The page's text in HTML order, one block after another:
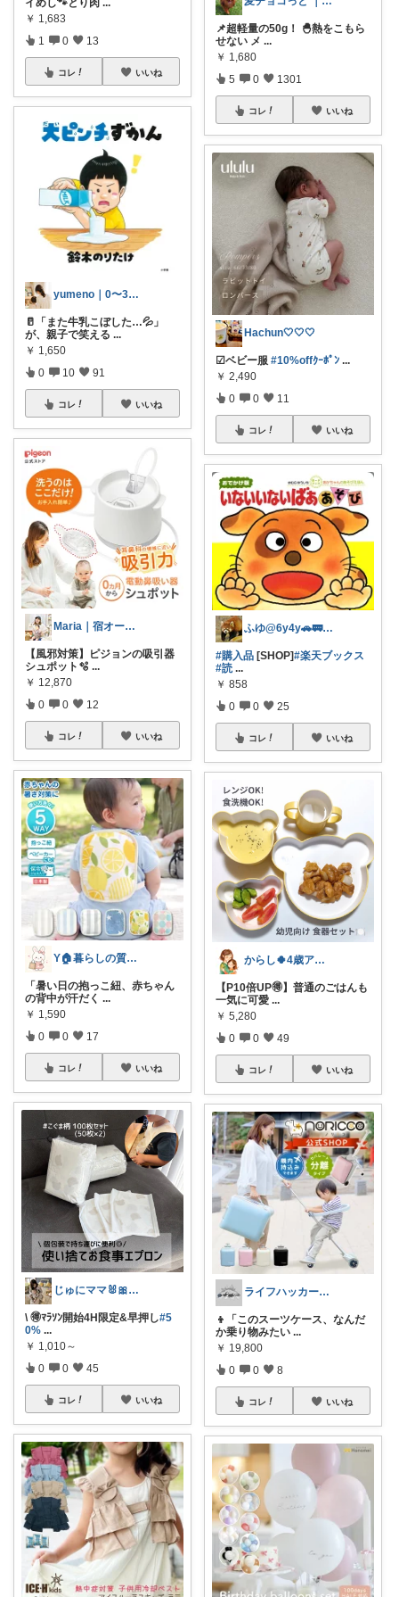
イめし🐾とり肉 ...
￥ 1,683
1 0 13
コレ いいね
yumeno｜0〜3歳知育🌱
🥛「また牛乳こぼした…💦」
が、親子で笑える ...
￥ 1,650
0 10 91
コレ いいね
Maria｜宿オーナーの暮らし🌿
【風邪対策】ピジョンの吸引器
シュポット🫧 ...
￥ 12,870
0 0 12
コレ いいね
Y🏠暮らしの質が上がる物探し
「暑い日の抱っこ紐、赤ちゃん
の背中が汗だく ...
￥ 1,590
0 0 17
コレ いいね
じゅにママ🐰🎀2yboyワーママ
\ 🉐ﾏﾗｿﾝ開始4H限定&早押し#5
0% ...
￥ 1,010～
0 0 45
コレ いいね
📌超軽量の50g！ 🐣熱をこもら
せない メ ...
￥ 1,680
5 0 1301
コレ いいね
Hachun🤍🤍🤍
☑︎ベビー服 #10%offｸｰﾎﾟﾝ ...
￥ 2,490
0 0 11
コレ いいね
ふゆ@6y4y🚗🚃コレ歓迎🍀
#購入品 [SHOP]#楽天ブックス
#読 ...
￥ 858
0 0 25
コレ いいね
からし🍀4歳アレっ子育児&知育
【P10倍UP🉐】普通のごはんも
一気に可愛 ...
￥ 5,280
0 0 49
コレ いいね
ライフハッカー🍀Beetle
👦「このスーツケース、なんだ
か乗り物みたい ...
￥ 19,800
0 0 8
コレ いいね